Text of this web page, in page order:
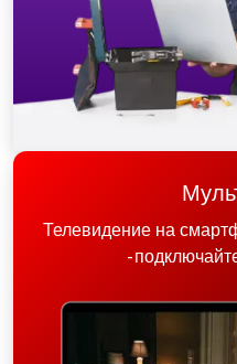
Телевидение на
-